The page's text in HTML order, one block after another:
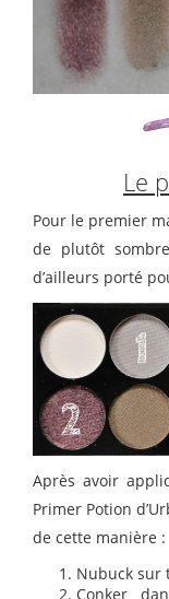
Le
Pour le premier
de plutôt
d’ailleurs porté
Après avoir
Primer Potion
de cette manière :
Nubuck sur
Conker